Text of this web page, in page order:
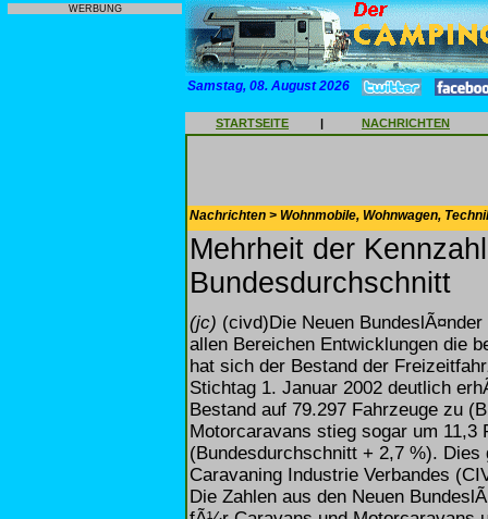
WERBUNG
Samstag, 08. August 2026
STARTSEITE | NACHRICHTEN
Nachrichten > Wohnmobile, Wohnwagen,
Mehrheit der
Bundesdurchschnitt
(jc) (civd)Die Neuen
allen Bereichen Entwicklungen die
hat sich der Bestand der
Stichtag 1. Januar 2002 deutlich
Bestand auf 79.297 Fahrzeuge zu
Motorcaravans stieg sogar um 11,3
(Bundesdurchschnitt + 2,7 %).
Caravaning Industrie Verbandes
Die Zahlen aus den Neuen